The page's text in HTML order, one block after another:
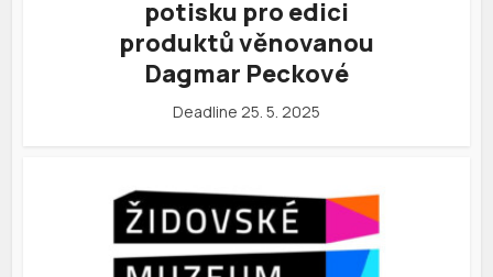
potisku pro edici
produktů věnovanou
Dagmar Peckové
Deadline 25. 5. 2025